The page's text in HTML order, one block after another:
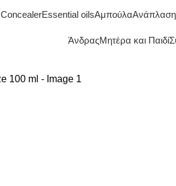
ConcealerEssential oilsΑμπούλαΑνάπλαση
ΆνδραςΜητέρα και Παιδί